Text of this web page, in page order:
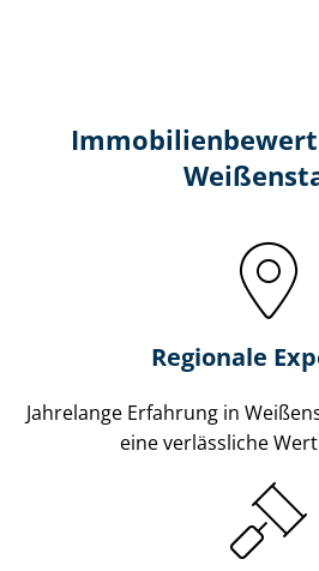
Regionale
Jahrelange Erfahrung in
eine verlässliche